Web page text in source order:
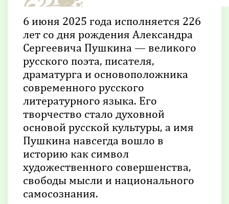
6 июня 2025 года исполняется 226
лет со дня рождения Александра
Сергеевича Пушкина — великого
русского поэта, писателя,
драматурга и основоположника
современного русского
литературного языка. Его
творчество стало духовной
основой русской культуры, а имя
Пушкина навсегда вошло в
историю как символ
художественного совершенства,
свободы мысли и национального
самосознания.